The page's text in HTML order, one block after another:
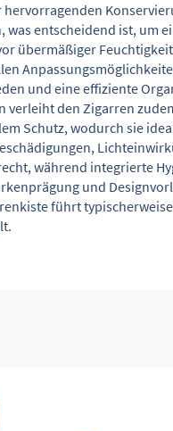
entscheidend ist, um
übermäßiger
und eine effiziente
verleiht den Zigarren
Schutz, wodurch sie
während integrierte
und
führt